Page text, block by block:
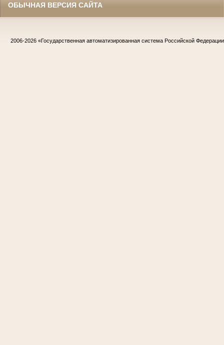
ОБЫЧНАЯ ВЕРСИЯ САЙТА
2006-2026 «Государственная автоматизированная система Российской